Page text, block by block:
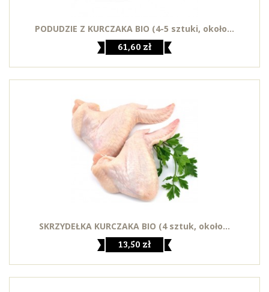
PODUDZIE Z KURCZAKA BIO (4-5 sztuki, około...
61,60 zł
SKRZYDEŁKA KURCZAKA BIO (4 sztuk, około...
13,50 zł